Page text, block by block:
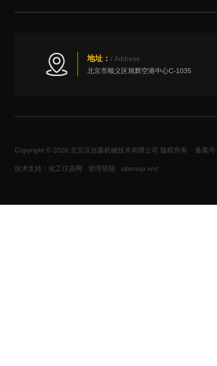
地址： / Address
北京市顺义区旭辉空港中心C-1035
Copyright © 2026 北京汉达森机械技术有限公司 版权所有 备案
技术支持：化工仪器网 管理登陆 sitemap.xml